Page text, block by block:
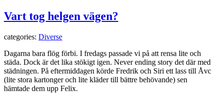
Vart tog helgen vägen?
categories: Diverse
Dagarna bara flög förbi. I fredags passade vi på att rensa lite och
städa. Dock är det lika stökigt igen. Never ending story det där med
städningen. På eftermiddagen körde Fredrik och Siri ett lass till Åvc
(lite stora kartonger och lite kläder till bättre behövande) sen
hämtade dem upp Felix.